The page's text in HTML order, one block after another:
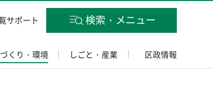
サポート 検索・メニュー
くり・環境 しごと・産業 区政情報